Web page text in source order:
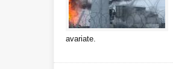
avariate.